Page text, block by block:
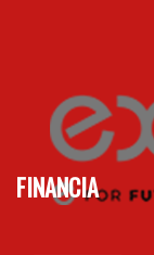
FINANCIA